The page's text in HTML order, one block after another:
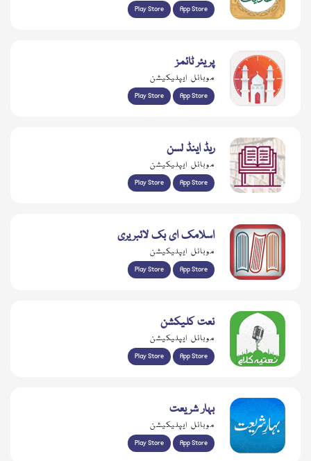
Play Store App Store
پریئر ٹائمز
موبائل ایپلیکیشن
Play Store App Store
ریڈ اینڈ لسن
موبائل ایپلیکیشن
Play Store App Store
اسلامک ای بک لائبریری
موبائل ایپلیکیشن
Play Store App Store
نعت کلیکشن
موبائل ایپلیکیشن
Play Store App Store
بہار شریعت
موبائل ایپلیکیشن
Play Store App Store